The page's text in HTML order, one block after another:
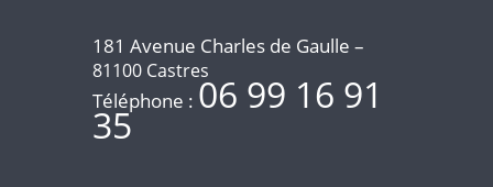
181 Avenue Charles de Gaulle –
81100 Castres
Téléphone : 06 99 16 91
35